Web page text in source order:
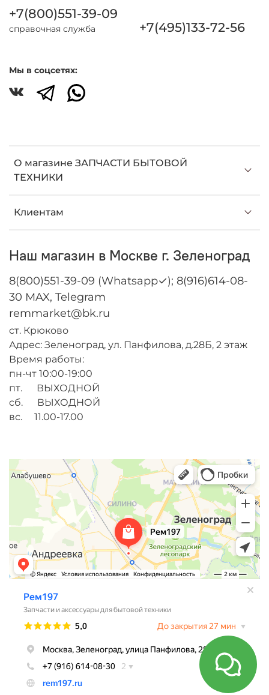
О магазине ЗАПЧАСТИ БЫТОВОЙ
ТЕХНИКИ
Клиентам
+7(800)551-39-09
справочная служба +7(495)133-72-56
Мы в соцсетях:
Наш магазин в Москве г. Зеленоград
8(800)551-39-09 (Whatsapp✓); 8(916)614-08-
30 MAX, Telegram
remmarket@bk.ru
ст. Крюково
Адрес: Зеленоград, ул. Панфилова, д.28Б, 2 этаж
Время работы:
пн-чт 10:00-19:00
пт. ВЫХОДНОЙ
сб. ВЫХОДНОЙ
вс. 11.00-17.00